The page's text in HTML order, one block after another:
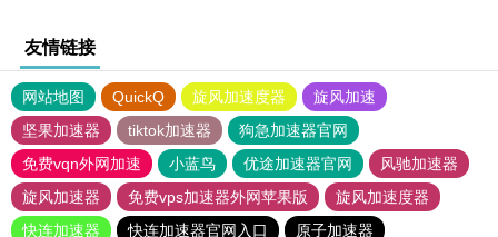
友情链接
网站地图 QuickQ 旋风加速度器
旋风加速
坚果加速器
tiktok加速器
狗急加速器官网
免费vqn外网加速
小蓝鸟 优途加速器官网
风驰加速器
旋风加速器
免费vps加速器外网苹果版
旋风加速度器
快连加速器
快连加速器官网入口 原子加速器